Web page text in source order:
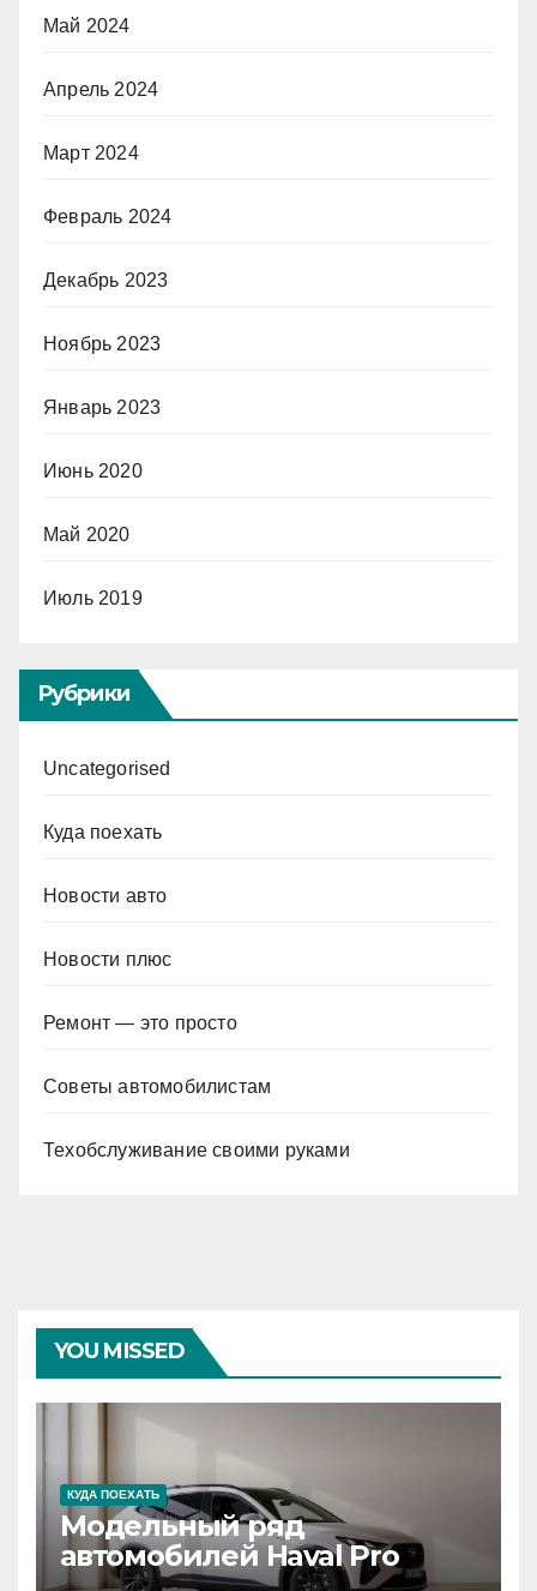
Май 2024
Апрель 2024
Март 2024
Февраль 2024
Декабрь 2023
Ноябрь 2023
Январь 2023
Июнь 2020
Май 2020
Июль 2019
Рубрики
Uncategorised
Куда поехать
Новости авто
Новости плюс
Ремонт — это просто
Советы автомобилистам
Техобслуживание своими руками
YOU MISSED
КУДА ПОЕХАТЬ
Модельный ряд
автомобилей Haval Pro